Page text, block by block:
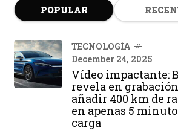
POPULAR
TECNOLOGÍA
December 24, 2025
Vídeo impactante:
revela en
añadir 400 km de
en apenas 5
carga